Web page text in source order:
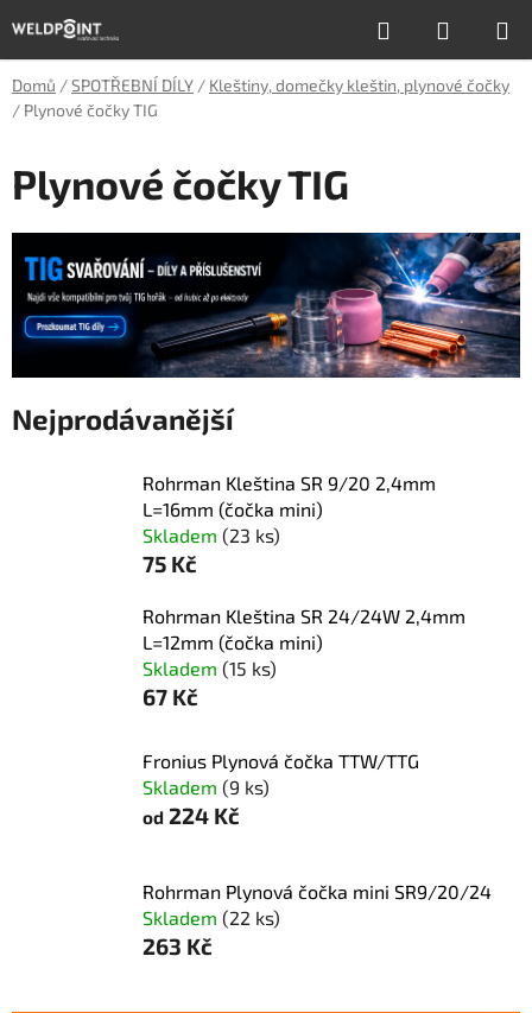
na
obsah
Hledat
KOŠÍK
Domů /SPOTŘEBNÍ DÍLY / Kleštiny, domečky kleštin, plynové čočky
/ Plynové čočky TIG
Plynové čočky TIG
Nejprodávanější
Rohrman Kleština SR 9/20 2,4mm
L=16mm (čočka mini)
Skladem (23 ks)
75 Kč
Rohrman Kleština SR 24/24W 2,4mm
L=12mm (čočka mini)
Skladem (15 ks)
67 Kč
Fronius Plynová čočka TTW/TTG
Skladem (9 ks)
od 224 Kč
Rohrman Plynová čočka mini SR9/20/24
Skladem (22 ks)
263 Kč